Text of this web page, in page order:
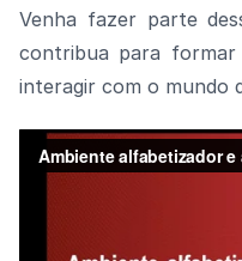
Venha fazer parte
contribua para formar
interagir com o mundo